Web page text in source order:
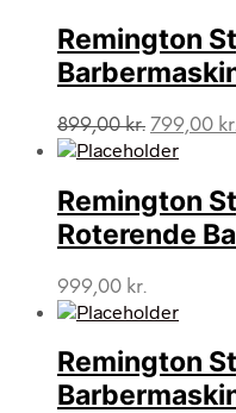
Remington
899,00kr. Den
var:
899,00
799,00
Remington
Roterende
999,00 kr.
Remington